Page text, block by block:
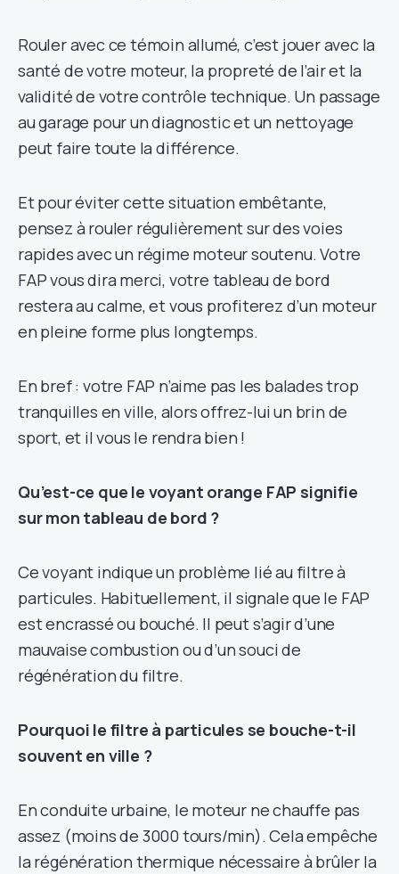
Rouler avec ce témoin allumé, c’est jouer avec la
santé de votre moteur, la propreté de l’air et la
validité de votre contrôle technique. Un passage
au garage pour un diagnostic et un nettoyage
peut faire toute la différence.
Et pour éviter cette situation embêtante,
pensez à rouler régulièrement sur des voies
rapides avec un régime moteur soutenu. Votre
FAP vous dira merci, votre tableau de bord
restera au calme, et vous profiterez d’un moteur
en pleine forme plus longtemps.
En bref : votre FAP n’aime pas les balades trop
tranquilles en ville, alors offrez-lui un brin de
sport, et il vous le rendra bien !
Qu’est-ce que le voyant orange FAP signifie
sur mon tableau de bord ?
Ce voyant indique un problème lié au filtre à
particules. Habituellement, il signale que le FAP
est encrassé ou bouché. Il peut s’agir d’une
mauvaise combustion ou d’un souci de
régénération du filtre.
Pourquoi le filtre à particules se bouche-t-il
souvent en ville ?
En conduite urbaine, le moteur ne chauffe pas
assez (moins de 3000 tours/min). Cela empêche
la régénération thermique nécessaire à brûler la